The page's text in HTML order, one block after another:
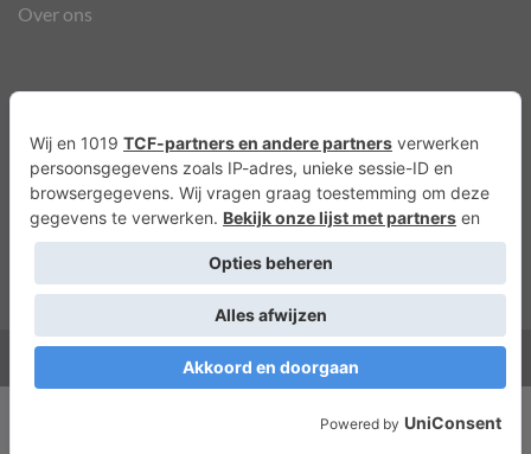
Over ons
Agenda
Privacyverklaring